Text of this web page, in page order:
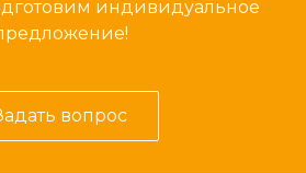
индивидуальное
вопрос